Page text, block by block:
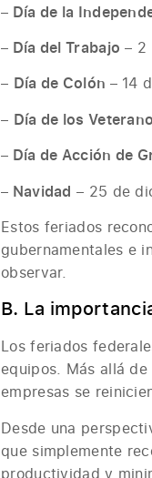
– Día de la
– Día del Trabajo – 2
– Día de Colón – 14
– Día de los
– Día de Acción de
– Navidad – 25 de
Estos feriados
gubernamentales e
observar.
B. La
Los feriados
equipos. Más allá
empresas se
Desde una
que simplemente
productividad y